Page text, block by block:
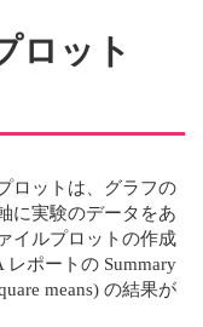
ロット
ロットは、グラフの
に実験のデータをあ
イルプロットの作成
ポートの Summary
means) の結果が